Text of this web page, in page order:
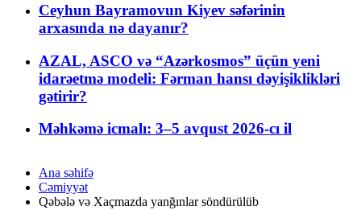
Ceyhun Bayramovun Kiyev səfərinin
arxasında nə dayanır?
AZAL, ASCO və “Azərkosmos” üçün yeni
idarəetmə modeli: Fərman hansı dəyişiklikləri
gətirir?
Məhkəmə icmalı: 3–5 avqust 2026-cı il
Ana səhifə
Cəmiyyət
Qəbələ və Xaçmazda yanğınlar söndürülüb